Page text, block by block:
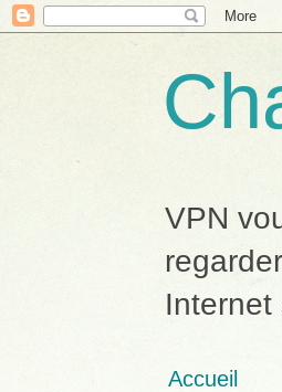
VPN
Internet
Accueil